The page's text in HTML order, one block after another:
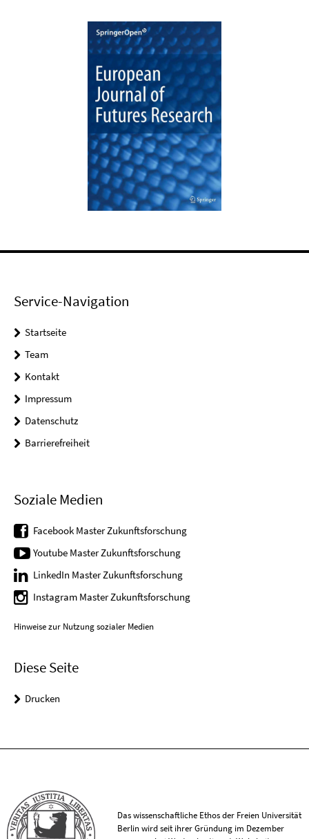
Service-Navigation
Startseite
Team
Kontakt
Impressum
Datenschutz
Barrierefreiheit
Soziale Medien
Facebook Master Zukunftsforschung
Youtube Master Zukunftsforschung
LinkedIn Master Zukunftsforschung
Instagram Master Zukunftsforschung
Hinweise zur Nutzung sozialer Medien
Diese Seite
Drucken
Das wissenschaftliche Ethos der Freien Universität
Berlin wird seit ihrer Gründung im Dezember